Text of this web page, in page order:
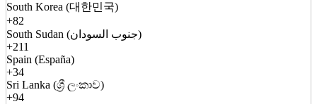
South Korea (대한민국)
+82
South Sudan (جنوب السودان)
+211
Spain (España)
+34
Sri Lanka (ශ්‍රී ලංකාව)
+94